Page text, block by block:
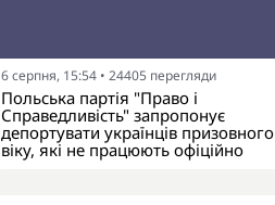
6 серпня, 15:54 • 24405 перегляди
Польська партія "Право і
Справедливість" запропонує
депортувати українців призовного
віку, які не працюють офіційно